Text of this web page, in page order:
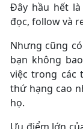
Đây hầu hết là
đọc, follow và
Nhưng cũng
bạn không
việc trong các
thứ hạng cao
họ.